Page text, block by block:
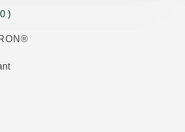
: 0 sur 5 étoiles Noté par 0 clients
)